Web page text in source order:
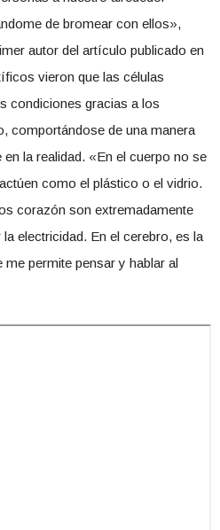
de bromear con ellos»,
autor del artículo publicado en
vieron que las células
condiciones gracias a los
comportándose de una manera
la realidad. «En el cuerpo no se
como el plástico o el vidrio.
corazón son extremadamente
electricidad. En el cerebro, es la
permite pensar y hablar al